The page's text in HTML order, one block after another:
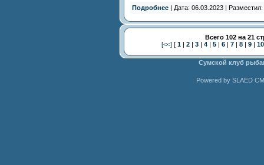
Подробнее | Дата: 06.03.2023 | Разместил:
Всего 102 на 21
[<<][1 |2 |3 |4 |5 |6 |7 |8 |9 |10
Сумской клуб
Powered by SLAED